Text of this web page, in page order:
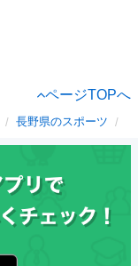
ページTOPへ
長野県のスポーツ